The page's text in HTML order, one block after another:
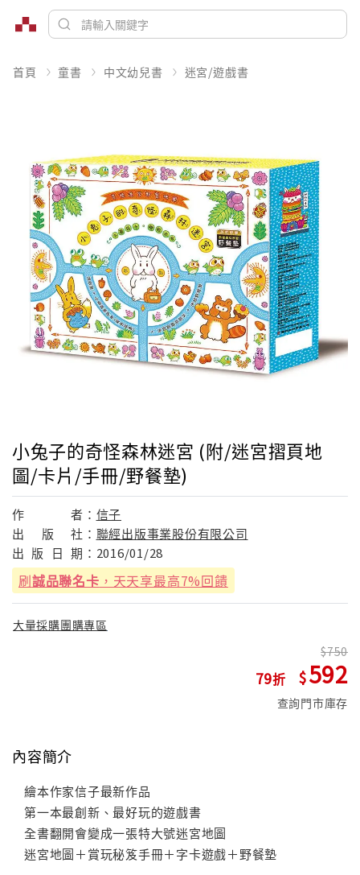
首頁 童書 中文幼兒書 迷宮/遊戲書
小兔子的奇怪森林迷宮 (附/迷宮摺頁地
圖/卡片/手冊/野餐墊)
作 者： 信子
出
版 社： 聯經出版事業股份有限公司
出 版 日 期： 2016/01/28
刷誠品聯名卡 ，天天享最高7%回饋
大量採購團購專區
79
750
592
查詢門市庫存
內容簡介
繪本作家信子最新作品
第一本最創新、最好玩的遊戲書
全書翻開會變成一張特大號迷宮地圖
迷宮地圖＋賞玩秘笈手冊＋字卡遊戲＋野餐墊